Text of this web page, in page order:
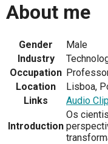
About me
Gender
Male
Industry
Occupation
Location
Lisboa,
Links
Audio
Introduction
Os